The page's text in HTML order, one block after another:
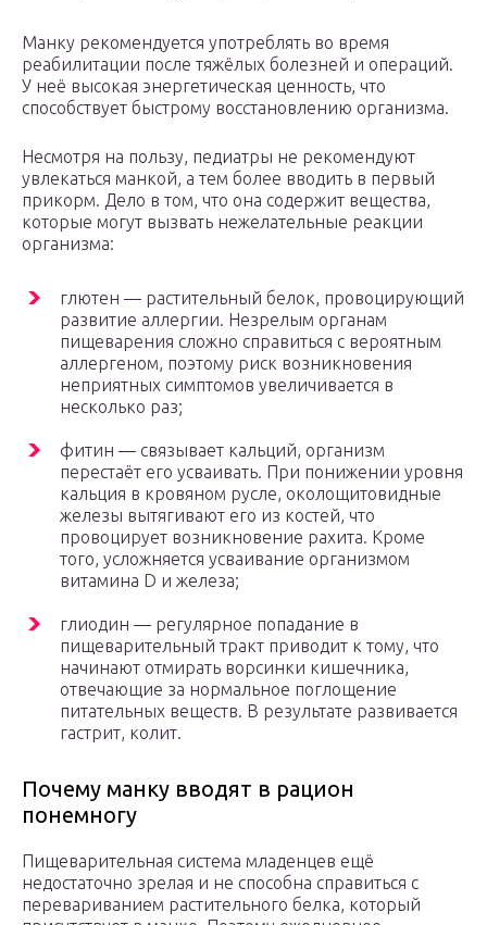
Манку рекомендуется употреблять во время
реабилитации после тяжёлых болезней и операций.
У неё высокая энергетическая ценность, что
способствует быстрому восстановлению организма.
Несмотря на пользу, педиатры не рекомендуют
увлекаться манкой, а тем более вводить в первый
прикорм. Дело в том, что она содержит вещества,
которые могут вызвать нежелательные реакции
организма:
глютен — растительный белок, провоцирующий
развитие аллергии. Незрелым органам
пищеварения сложно справиться с вероятным
аллергеном, поэтому риск возникновения
неприятных симптомов увеличивается в
несколько раз;
фитин — связывает кальций, организм
перестаёт его усваивать. При понижении уровня
кальция в кровяном русле, околощитовидные
железы вытягивают его из костей, что
провоцирует возникновение рахита. Кроме
того, усложняется усваивание организмом
витамина D и железа;
глиодин — регулярное попадание в
пищеварительный тракт приводит к тому, что
начинают отмирать ворсинки кишечника,
отвечающие за нормальное поглощение
питательных веществ. В результате развивается
гастрит, колит.
Почему манку вводят в рацион
понемногу
Пищеварительная система младенцев ещё
недостаточно зрелая и не способна справиться с
перевариванием растительного белка, который